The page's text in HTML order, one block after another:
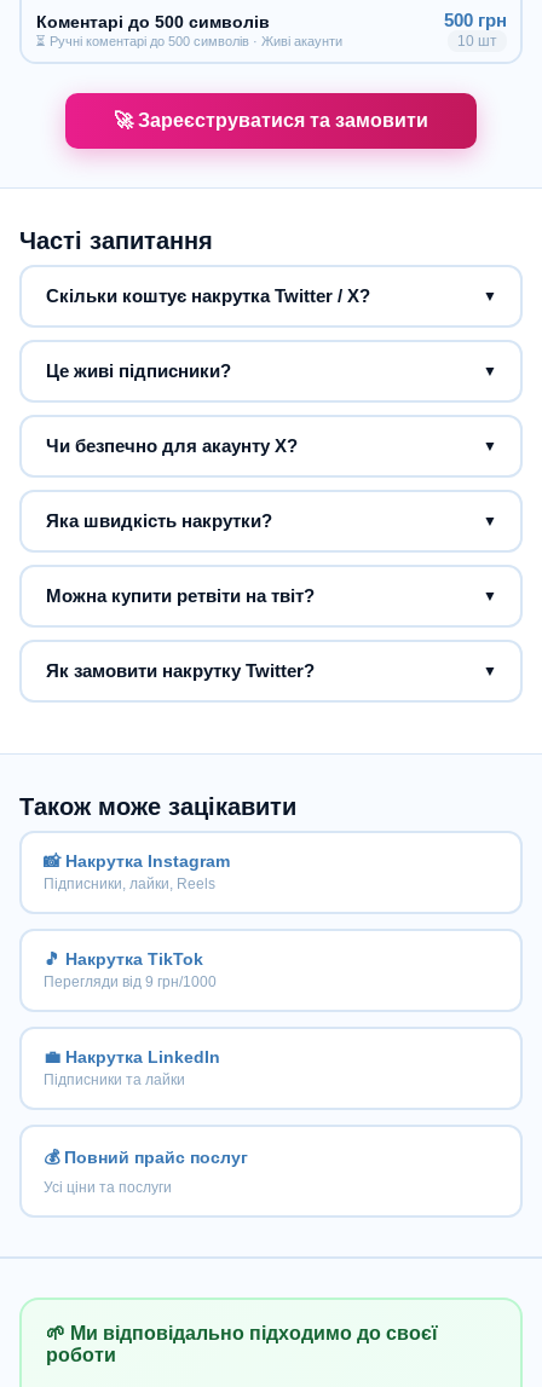
Коментарі до 500 символів
⏳ Ручні коментарі до 500 символів · Живі акаунти
500 грн
10 шт
🚀 Зареєструватися та замовити
Часті запитання
Скільки коштує накрутка Twitter / X? ▼
Це живі підписники? ▼
Чи безпечно для акаунту X? ▼
Яка швидкість накрутки? ▼
Можна купити ретвіти на твіт? ▼
Як замовити накрутку Twitter? ▼
Також може зацікавити
📸 Накрутка Instagram
Підписники, лайки, Reels
🎵 Накрутка TikTok
Перегляди від 9 грн/1000
💼 Накрутка LinkedIn
Підписники та лайки
💰 Повний прайс послуг
Усі ціни та послуги
🌱 Ми відповідально підходимо до своєї
роботи